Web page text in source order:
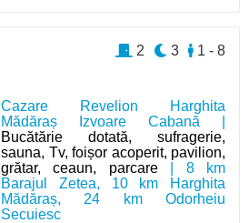
Cazare Revelion Harghita
Mădăraș Izvoare Cabană |
Bucătărie dotată, sufragerie,
sauna, Tv, foișor acoperit, pavilion,
grătar, ceaun, parcare| 8 km
Barajul Zetea, 10 km Harghita
Mădăraș, 24 km Odorheiu
Secuiesc
1 - 8
3
2